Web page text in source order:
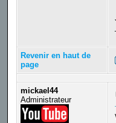
Revenir en haut de
page
mickael44
Administrateur